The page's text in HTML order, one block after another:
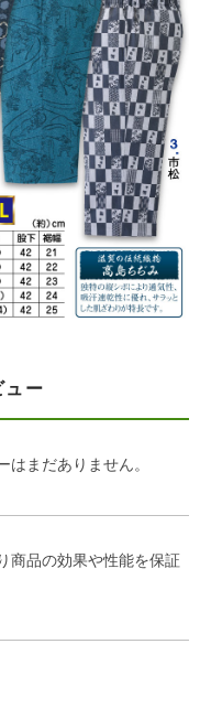
ュー
まだありません。
商品の効果や性能を保証